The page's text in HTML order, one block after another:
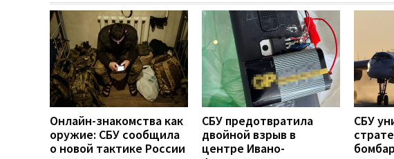
Онлайн-знакомства как
оружие: СБУ сообщила
о новой тактике России
СБУ предотвратила
двойной взрыв в
центре Ивано-
СБУ